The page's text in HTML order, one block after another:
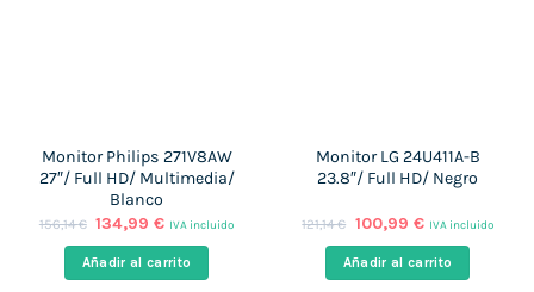
Monitor Philips 271V8AW
27″/ Full HD/ Multimedia/
Blanco
156,14€ El
original
era:
134,99€El
actual
es:
IVA incluido
Añadir al carrito
Monitor LG 24U411A-B
23.8″/ Full HD/ Negro
121,14€ El
original
era:
100,99 €El
actual
es:
IVA incluido
Añadir al carrito